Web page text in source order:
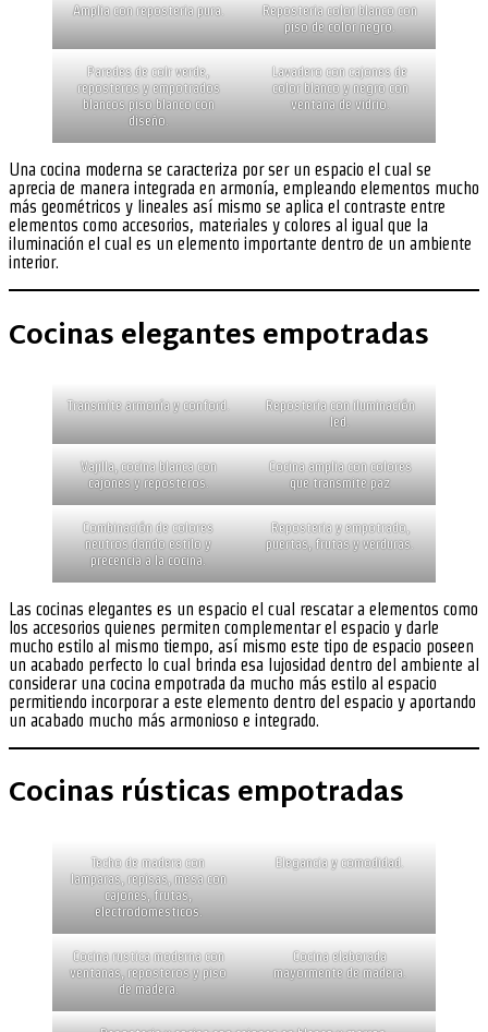
Amplia con reposteria pura.
Reposteria color blanco con
piso de color negro.
Paredes de colr verde,
reposteros y empotrados
blancos piso blanco con
diseño.
Lavadero con cajones de
color blanco y negro con
ventana de vidrio.
Una cocina moderna se caracteriza por ser un espacio el cual se
aprecia de manera integrada en armonía, empleando elementos mucho
más geométricos y lineales así mismo se aplica el contraste entre
elementos como accesorios, materiales y colores al igual que la
iluminación el cual es un elemento importante dentro de un ambiente
interior.
Cocinas elegantes empotradas
Transmite armonía y conford.
Reposteria con iluminación
led.
Vajilla, cocina blanca con
cajones y reposteros.
Cocina amplia con colores
que transmite paz
Combinación de colores
neutros dando estilo y
precencia a la cocina.
Reposteria y empotrado,
puertas, frutas y verduras.
Las cocinas elegantes es un espacio el cual rescatar a elementos como
los accesorios quienes permiten complementar el espacio y darle
mucho estilo al mismo tiempo, así mismo este tipo de espacio poseen
un acabado perfecto lo cual brinda esa lujosidad dentro del ambiente al
considerar una cocina empotrada da mucho más estilo al espacio
permitiendo incorporar a este elemento dentro del espacio y aportando
un acabado mucho más armonioso e integrado.
Cocinas rústicas empotradas
Techo de madera con
lamparas, repisas, mesa con
cajones, frutas,
electrodomesticos.
Elegancia y comodidad.
Cocina rustica moderna con
ventanas, reposteros y piso
de madera.
Cocina elaborada
mayormente de madera.